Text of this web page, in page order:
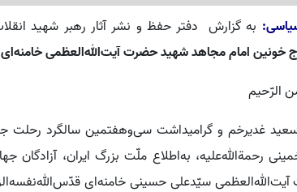
به گزارش دفتر حفظ و نشر آثار رهبر شهید
خونین امام مجاهد شهید حضرت آیت‌الله‌العظمی خامنه‌ای‌
الرّحیم
غدیرخم و گرامیداشت سی‌وهفتمین سالگرد رحلت
رحمةالله‌علیه، به‌اطلاع ملّت بزرگ ایران، آزادگان
سیّدعلی حسینی خامنه‌ای‌